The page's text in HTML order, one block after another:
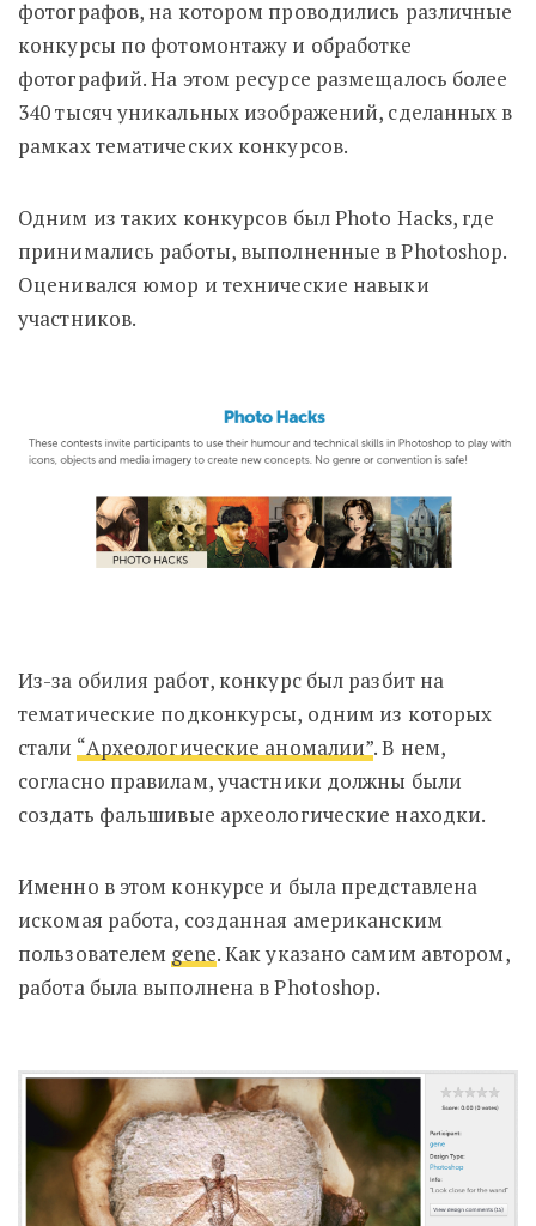
фотографов, на котором проводились различные
конкурсы по фотомонтажу и обработке
фотографий. На этом ресурсе размещалось более
340 тысяч уникальных изображений, сделанных в
рамках тематических конкурсов.
Одним из таких конкурсов был Photo Hacks, где
принимались работы, выполненные в Photoshop.
Оценивался юмор и технические навыки
участников.
Из-за обилия работ, конкурс был разбит на
тематические подконкурсы, одним из которых
стали “Археологические аномалии”. В нем,
согласно правилам, участники должны были
создать фальшивые археологические находки.
Именно в этом конкурсе и была представлена
искомая работа, созданная американским
пользователем gene. Как указано самим автором,
работа была выполнена в Photoshop.